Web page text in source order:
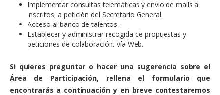
Actas Consejo Ciudadano
Actas Asamblea Ciudadana
Contacto
Financiación
Participa con Podemos en Albacete
Implementar consultas telemáticas y envío de mails a
inscritos, a petición del Secretario General.
Acceso al banco de talentos.
Establecer y administrar recogida de propuestas y
peticiones de colaboración, vía Web.
Si quieres preguntar o hacer una sugerencia sobre el
Área de Participación, rellena el formulario que
encontrarás a continuación y en breve contestaremos